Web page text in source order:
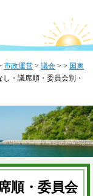
市政運営 > 議会 > > 国東
・議席順・委員会別・
順・委員会